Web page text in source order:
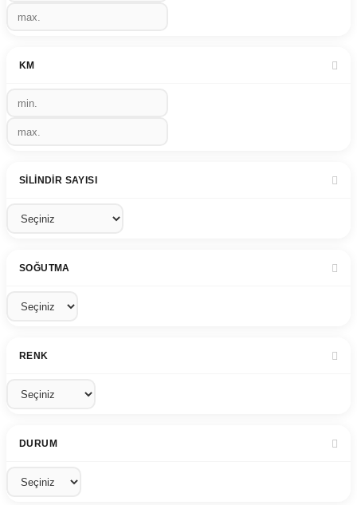
KM
SILINDIR SAYISI
SOĞUTMA
RENK
DURUM